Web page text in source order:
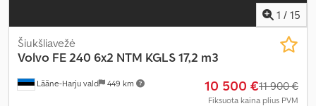
1 / 15
Lääne-Harju vald 449 km
Šiukšliavežė
Volvo FE 240 6x2 NTM KGLS 17,2 m3
10 500 €11 900 €
Fiksuota kaina plius PVM